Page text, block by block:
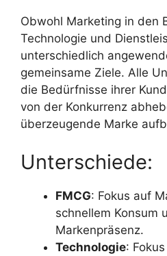
Obwohl Marketing in den
Technologie und
unterschiedlich
gemeinsame Ziele. Alle
die Bedürfnisse ihrer
von der Konkurrenz
überzeugende Marke
Unterschiede:
FMCG: Fokus auf
schnellem Konsum
Markenpräsenz.
Technologie: